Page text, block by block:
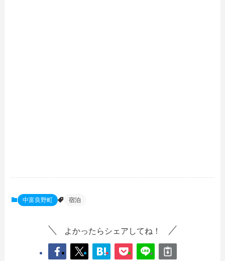
中富良野町 宿泊
よかったらシェアしてね！